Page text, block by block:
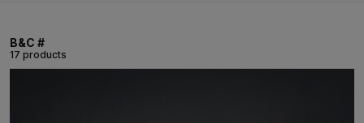
B&C #
17 products